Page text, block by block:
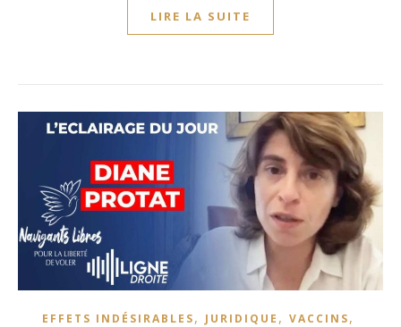
LIRE LA SUITE
EFFETS INDÉSIRABLES, JURIDIQUE , VACCINS,